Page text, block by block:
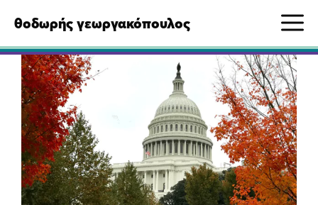
σε
περιεχόμενο
θοδωρής γεωργακόπουλος